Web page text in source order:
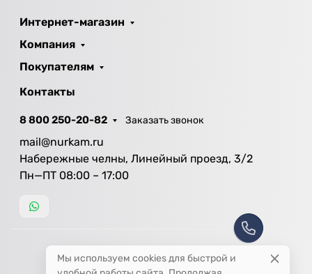
Интернет-магазин
Компания
Покупателям
Контакты
8 800 250-20-82 Заказать звонок
mail@nurkam.ru
Набережные челны, Линейный проезд, 3/2
Пн—ПТ 08:00 – 17:00
Мы используем cookies для быстрой и